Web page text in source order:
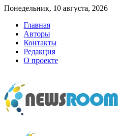
Понедельник, 10 августа, 2026
Главная
Авторы
Контакты
Редакция
О проекте
newsroom.su
Новости о новостях